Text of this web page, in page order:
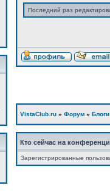
Последний раз
VistaClub.ru » Форум » Блоги
Кто сейчас на
Зарегистрированные